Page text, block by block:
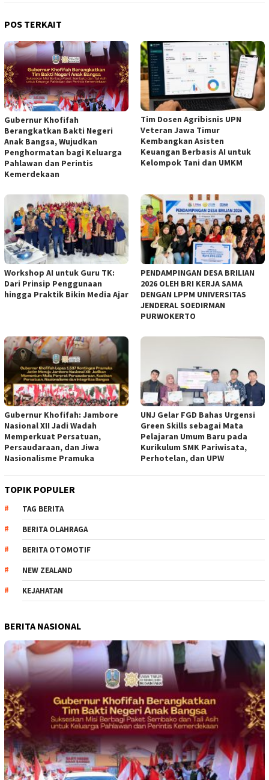
POS TERKAIT
Gubernur Khofifah
Berangkatkan Bakti Negeri
Anak Bangsa, Wujudkan
Penghormatan bagi Keluarga
Pahlawan dan Perintis
Kemerdekaan
Tim Dosen Agribisnis UPN
Veteran Jawa Timur
Kembangkan Asisten
Keuangan Berbasis AI untuk
Kelompok Tani dan UMKM
Workshop AI untuk Guru TK:
Dari Prinsip Penggunaan
hingga Praktik Bikin Media Ajar
PENDAMPINGAN DESA BRILIAN
2026 OLEH BRI KERJA SAMA
DENGAN LPPM UNIVERSITAS
JENDERAL SOEDIRMAN
PURWOKERTO
Gubernur Khofifah: Jambore
Nasional XII Jadi Wadah
Memperkuat Persatuan,
Persaudaraan, dan Jiwa
Nasionalisme Pramuka
UNJ Gelar FGD Bahas Urgensi
Green Skills sebagai Mata
Pelajaran Umum Baru pada
Kurikulum SMK Pariwisata,
Perhotelan, dan UPW
TOPIK POPULER
TAG BERITA
BERITA OLAHRAGA
BERITA OTOMOTIF
NEW ZEALAND
KEJAHATAN
BERITA NASIONAL